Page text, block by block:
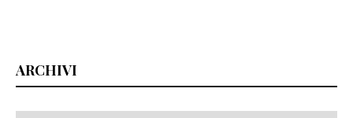
ARCHIVI